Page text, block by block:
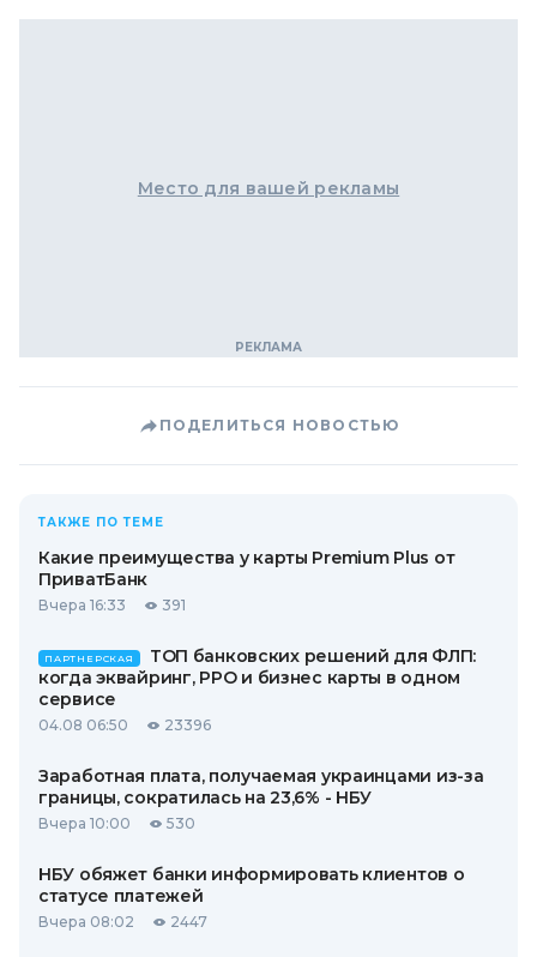
Место для вашей рекламы
ПОДЕЛИТЬСЯ НОВОСТЬЮ
ТАКЖЕ ПО ТЕМЕ
Какие преимущества у карты Premium Plus от
ПриватБанк
Вчера 16:33 391
ПАРТНЕРСКАЯ
ТОП банковских решений для ФЛП:
когда эквайринг, РРО и бизнес карты в одном
сервисе
04.08 06:50 23396
Заработная плата, получаемая украинцами из-за
границы, сократилась на 23,6% - НБУ
Вчера 10:00 530
НБУ обяжет банки информировать клиентов о
статусе платежей
Вчера 08:02 2447